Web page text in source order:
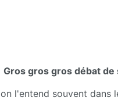
Gros gros gros débat de
on l'entend souvent dans